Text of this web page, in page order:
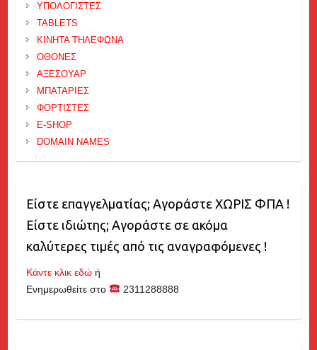
ΥΠΟΛΟΓΙΣΤΕΣ
TABLETS
ΚΙΝΗΤΑ ΤΗΛΕΦΩΝΑ
ΟΘΟΝΕΣ
ΑΞΕΣΟΥΑΡ
ΜΠΑΤΑΡΙΕΣ
ΦΟΡΤΙΣΤΕΣ
E-SHOP
DOMAIN NAMES
Είστε επαγγελματίας; Αγοράστε ΧΩΡΙΣ ΦΠΑ !
Είστε ιδιώτης; Αγοράστε σε ακόμα
καλύτερες τιμές από τις αναγραφόμενες !
Κάντε κλικ εδώή
Ενημερωθείτε στο
2311288888